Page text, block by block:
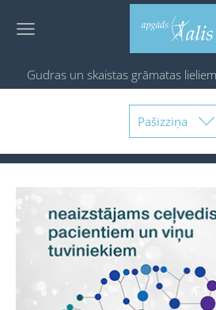
Gudras un skaistas grāmatas
Pašizziņa